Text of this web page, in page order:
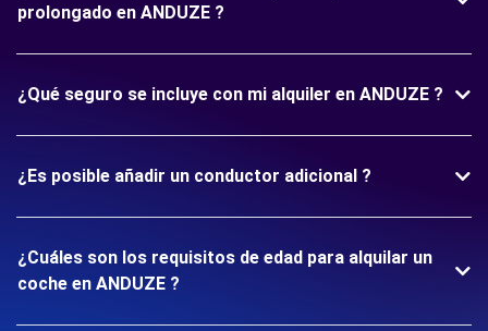
prolongado en ANDUZE ?
¿Qué seguro se incluye con mi alquiler en ANDUZE ?
¿Es posible añadir un conductor adicional ?
¿Cuáles son los requisitos de edad para alquilar un
coche en ANDUZE ?